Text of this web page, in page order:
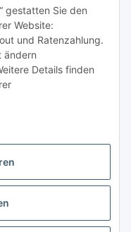
gestatten Sie den
Website:
und Ratenzahlung.
ändern
Details finden